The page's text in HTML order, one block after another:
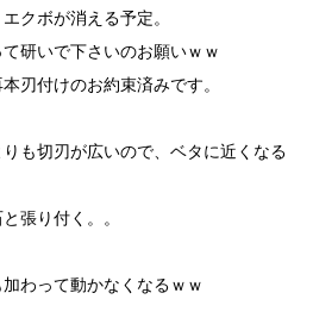
クボが消える予定。
研いで下さいのお願いｗｗ
刃付けのお約束済みです。
も切刃が広いので、ベタに近くなる
張り付く。。
わって動かなくなるｗｗ